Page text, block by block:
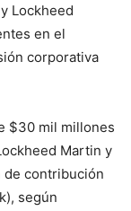
Lockheed
en el
corporativa
$30 mil millones
Martin y
de contribución
según